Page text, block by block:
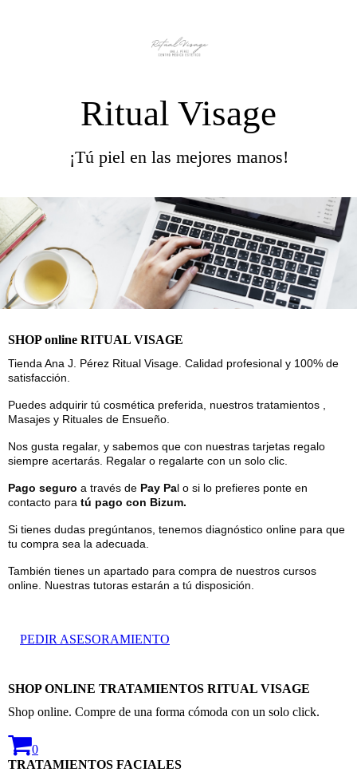
Ritual Visage
¡Tú piel en las mejores manos!
SHOP online RITUAL VISAGE
Tienda Ana J. Pérez Ritual Visage. Calidad profesional y 100% de
satisfacción.
Puedes adquirir tú cosmética preferida, nuestros tratamientos ,
Masajes y Rituales de Ensueño.
Nos gusta regalar, y sabemos que con nuestras tarjetas regalo
siempre acertarás. Regalar o regalarte con un solo clic.
Pago seguro a través de Pay Pal o si lo prefieres ponte en
contacto para tú pago con Bizum.
Si tienes dudas pregúntanos, tenemos diagnóstico online para que
tu compra sea la adecuada.
También tienes un apartado para compra de nuestros cursos
online. Nuestras tutoras estarán a tú disposición.
PEDIR ASESORAMIENTO
SHOP ONLINE TRATAMIENTOS RITUAL VISAGE
Shop online. Compre de una forma cómoda con un solo click.
0
TRATAMIENTOS FACIALES